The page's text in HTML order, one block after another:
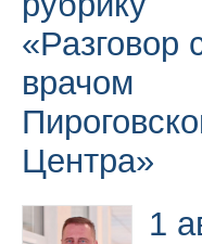
«Разговор
врачом
Центра»
1